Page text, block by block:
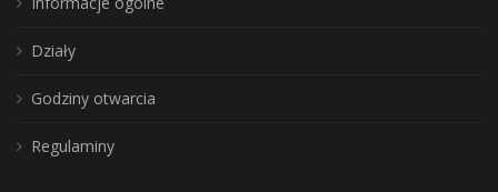
Działy
Godziny otwarcia
Regulaminy